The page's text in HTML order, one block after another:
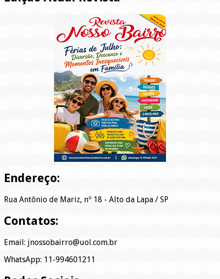
Endereço:
Rua Antônio de Mariz, nº 18 - Alto da Lapa / SP
Contatos:
Email: jnossobairro@uol.com.br
WhatsApp: 11-994601211